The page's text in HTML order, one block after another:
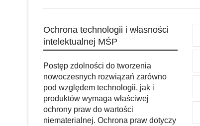
Ochrona technologii i własności
intelektualnej MŚP
Postęp zdolności do tworzenia
nowoczesnych rozwiązań zarówno
pod względem technologii, jak i
produktów wymaga właściwej
ochrony praw do wartości
niematerialnej. Ochrona praw dotyczy